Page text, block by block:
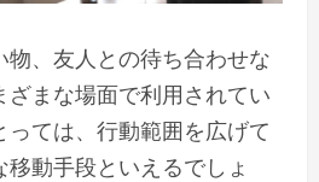
物、友人との待ち合わせな
ざまな場面で利用されてい
っては、行動範囲を広げて
移動手段といえるでしょ